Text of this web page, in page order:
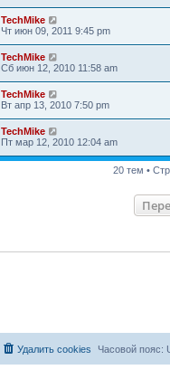
TechMike
Чт июн 09, 2011 9:45 pm
TechMike
Сб июн 12, 2010 11:58 am
TechMike
Вт апр 13, 2010 7:50 pm
TechMike
Пт мар 12, 2010 12:04 am
20 тем •
Часовой пояс:
Удалить cookies